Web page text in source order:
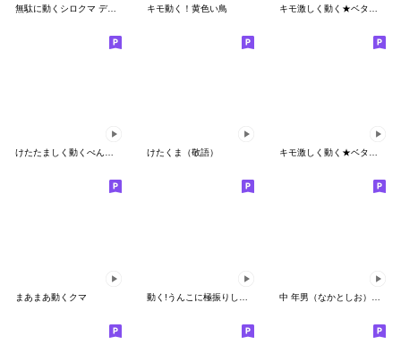
無駄に動くシロクマ デカ文字Ver キモ動く！黄色い鳥
けたたましく動くぺんぎん３ けたくま（敬語） キモ激しく動く★ベタックマ 14
まあまあ動くクマ